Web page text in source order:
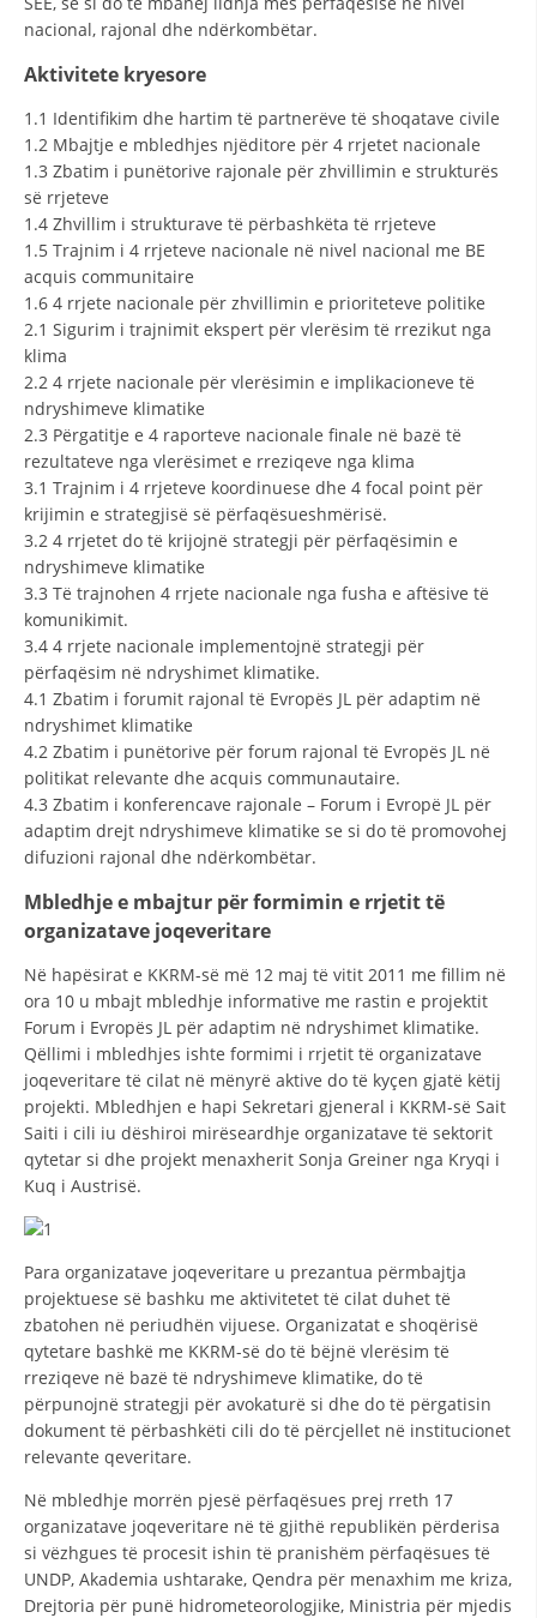
nacional, rajonal dhe ndërkombëtar.
Aktivitete kryesore
1.1 Identifikim dhe hartim të partnerëve të shoqatave civile
1.2 Mbajtje e mbledhjes njëditore për 4 rrjetet nacionale
1.3 Zbatim i punëtorive rajonale për zhvillimin e strukturës
së rrjeteve
1.4 Zhvillim i strukturave të përbashkëta të rrjeteve
1.5 Trajnim i 4 rrjeteve nacionale në nivel nacional me BE
acquis communitaire
1.6 4 rrjete nacionale për zhvillimin e prioriteteve politike
2.1 Sigurim i trajnimit ekspert për vlerësim të rrezikut nga
klima
2.2 4 rrjete nacionale për vlerësimin e implikacioneve të
ndryshimeve klimatike
2.3 Përgatitje e 4 raporteve nacionale finale në bazë të
rezultateve nga vlerësimet e rreziqeve nga klima
3.1 Trajnim i 4 rrjeteve koordinuese dhe 4 focal point për
krijimin e strategjisë së përfaqësueshmërisë.
3.2 4 rrjetet do të krijojnë strategji për përfaqësimin e
ndryshimeve klimatike
3.3 Të trajnohen 4 rrjete nacionale nga fusha e aftësive të
komunikimit.
3.4 4 rrjete nacionale implementojnë strategji për
përfaqësim në ndryshimet klimatike.
4.1 Zbatim i forumit rajonal të Evropës JL për adaptim në
ndryshimet klimatike
4.2 Zbatim i punëtorive për forum rajonal të Evropës JL në
politikat relevante dhe acquis communautaire.
4.3 Zbatim i konferencave rajonale – Forum i Evropë JL për
adaptim drejt ndryshimeve klimatike se si do të promovohej
difuzioni rajonal dhe ndërkombëtar.
Mbledhje e mbajtur për formimin e rrjetit të
organizatave joqeveritare
Në hapësirat e KKRM-së më 12 maj të vitit 2011 me fillim në
ora 10 u mbajt mbledhje informative me rastin e projektit
Forum i Evropës JL për adaptim në ndryshimet klimatike.
Qëllimi i mbledhjes ishte formimi i rrjetit të organizatave
joqeveritare të cilat në mënyrë aktive do të kyçen gjatë këtij
projekti. Mbledhjen e hapi Sekretari gjeneral i KKRM-së Sait
Saiti i cili iu dëshiroi mirëseardhje organizatave të sektorit
qytetar si dhe projekt menaxherit Sonja Greiner nga Kryqi i
Kuq i Austrisë.
Para organizatave joqeveritare u prezantua përmbajtja
projektuese së bashku me aktivitetet të cilat duhet të
zbatohen në periudhën vijuese. Organizatat e shoqërisë
qytetare bashkë me KKRM-së do të bëjnë vlerësim të
rreziqeve në bazë të ndryshimeve klimatike, do të
përpunojnë strategji për avokaturë si dhe do të përgatisin
dokument të përbashkëti cili do të përcjellet në institucionet
relevante qeveritare.
Në mbledhje morrën pjesë përfaqësues prej rreth 17
organizatave joqeveritare në të gjithë republikën përderisa
si vëzhgues të procesit ishin të pranishëm përfaqësues të
UNDP, Akademia ushtarake, Qendra për menaxhim me kriza,
Drejtoria për punë hidrometeorologjike, Ministria për mjedis